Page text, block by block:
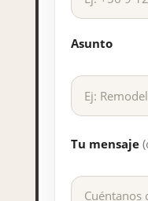
Asunto
Tu mensaje